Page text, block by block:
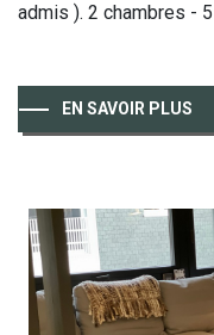
admis ). 2 chambres -
EN SAVOIR PLUS